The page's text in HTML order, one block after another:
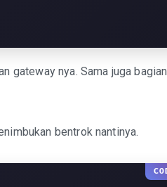
gateway nya. Sama juga bagian
bentrok nantinya.